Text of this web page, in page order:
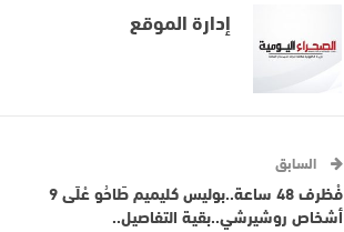
إدارة الموقع
السابق
فْظرف 48 ساعة..بوليس كليميم طَاحُو عْلَى 9
أشخاص روشيرشي..بقية التفاصيل..